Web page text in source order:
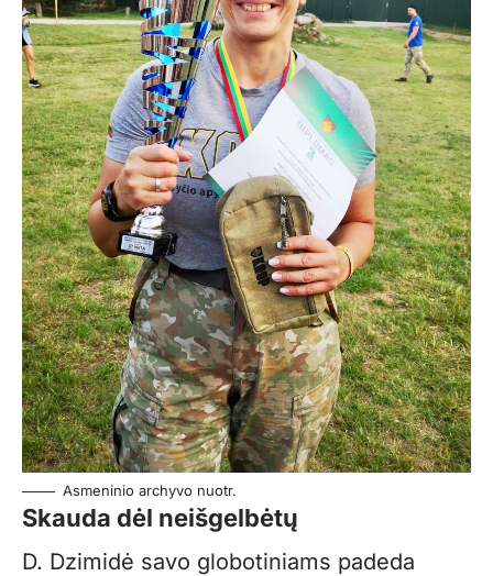
Asmeninio archyvo nuotr.
Skauda dėl neišgelbėtų
D. Dzimidė savo globotiniams padeda